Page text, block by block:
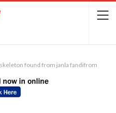
found from janla fandifrom